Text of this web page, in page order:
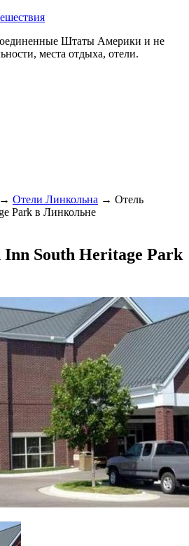
Штаты Америки и не
места отдыха, отели.
→ Отели Линкольна → Отель
Park в Линкольне
South Heritage Park